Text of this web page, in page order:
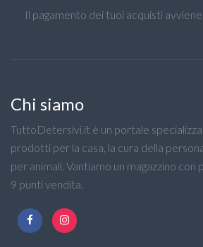
Il pagamento dei tuoi acquisti
Chi siamo
TuttoDetersivi.it è un portale
prodotti per la casa, la cura della
per animali. Vantiamo un magazzino con
9 punti vendita.